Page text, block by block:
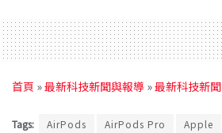
首頁 »最新科技新聞與報導 »最新科技新聞
Tags: AirPods AirPods Pro Apple